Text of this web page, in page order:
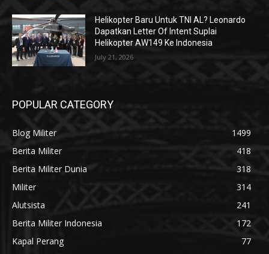
Helikopter Baru Untuk TNI AL? Leonardo
Dapatkan Letter Of Intent Suplai
Helikopter AW149 Ke Indonesia
July 21, 2026
POPULAR CATEGORY
Blog Militer
1499
Berita Militer
418
Berita Militer Dunia
318
Militer
314
Alutsista
241
Berita Militer Indonesia
172
Kapal Perang
77